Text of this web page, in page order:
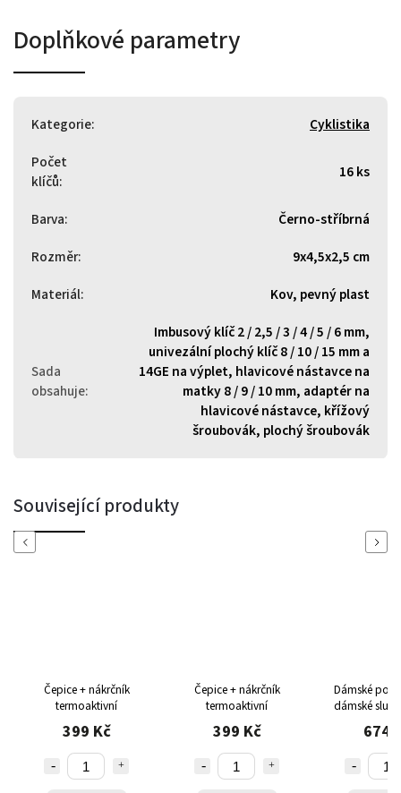
Doplňkové parametry
Kategorie:
Cyklistika
Počet
klíčů: 16 ks
Barva:
Černo-stříbrná
Rozměr:
9x4,5x2,5 cm
Materiál: Kov, pevný plast
Sada
obsahuje:
Imbusový klíč 2 / 2,5 / 3 / 4 / 5 / 6 mm,
univezální plochý klíč 8 / 10 / 15 mm a
14GE na výplet, hlavicové nástavce na
matky 8 / 9 / 10 mm, adaptér na
hlavicové nástavce, křížový
šroubovák, plochý šroubovák
Související produkty
Previous
Čepice + nákrčník
termoaktivní
399 Kč
Čepice + nákrčník
termoaktivní
399 Kč
Dámské
dámské
674
Next